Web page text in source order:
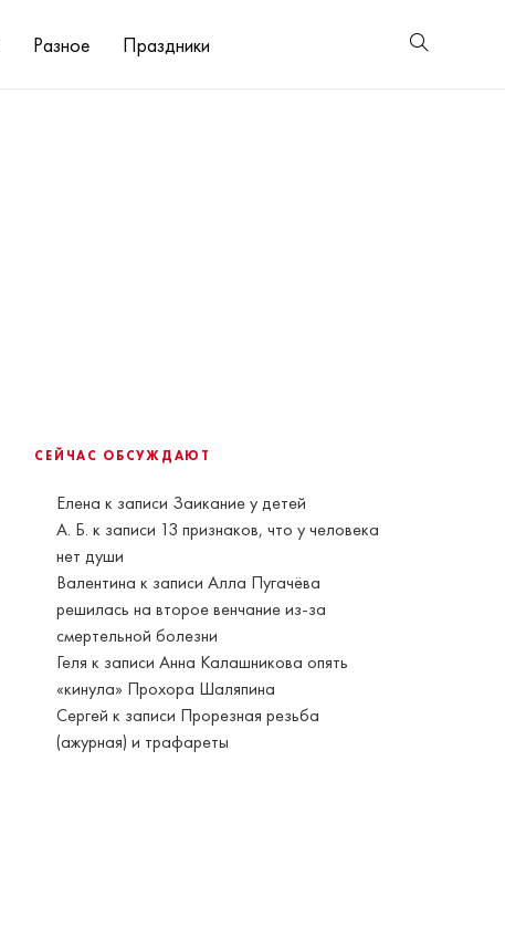
Разное Праздники
СЕЙЧАС ОБСУЖДАЮТ
Елена к записи Заикание у детей
А. Б. к записи 13 признаков, что у человека
нет души
Валентина к записиАлла Пугачёва
решилась на второе венчание из-за
смертельной болезни
Геля к записиАнна Калашникова опять
«кинула» Прохора Шаляпина
Сергей к записи Прорезная резьба
(ажурная) и трафареты